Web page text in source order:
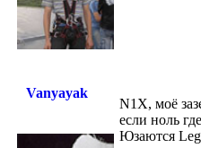
Vanyayak
N1X, моё
если ноль
Юзаются